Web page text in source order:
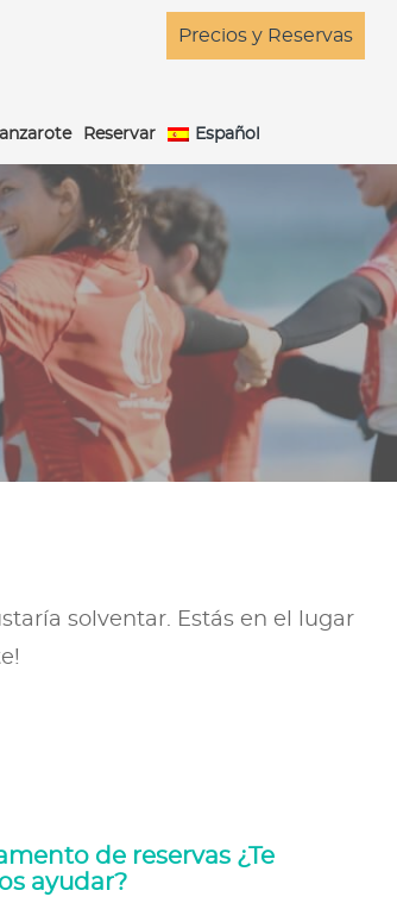
Reservar Español
Precios y Reservas
solventar. Estás en el lugar
de reservas ¿Te
ayudar?